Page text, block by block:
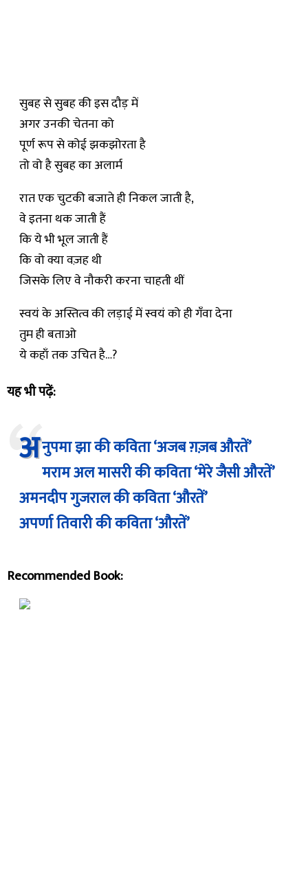
सुबह से सुबह की इस दौड़ में
अगर उनकी चेतना को
पूर्ण रूप से कोई झकझोरता है
तो वो है सुबह का अलार्म
रात एक चुटकी बजाते ही निकल जाती है,
वे इतना थक जाती हैं
कि ये भी भूल जाती हैं
कि वो क्या वज़ह थी
जिसके लिए वे नौकरी करना चाहती थीं
स्वयं के अस्तित्व की लड़ाई में स्वयं को ही गँवा देना
तुम ही बताओ
ये कहाँ तक उचित है…?
यह भी पढ़ें:
अनुपमा झा की कविता ‘अजब ग़ज़ब औरतें’
मराम अल मासरी की कविता ‘मेरे जैसी औरतें’
अमनदीप गुजराल की कविता ‘औरतें’
अपर्णा तिवारी की कविता ‘औरतें’
Recommended Book: